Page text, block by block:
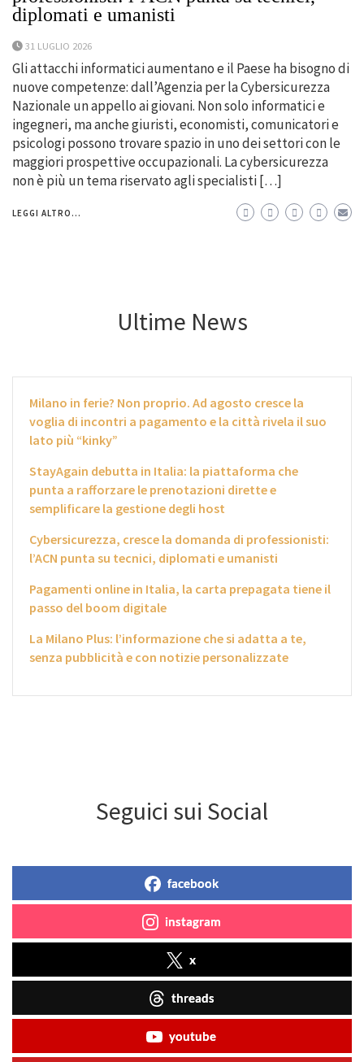
diplomati e umanisti
31 LUGLIO 2026
Gli attacchi informatici aumentano e il Paese ha bisogno di
nuove competenze: dall’Agenzia per la Cybersicurezza
Nazionale un appello ai giovani. Non solo informatici e
ingegneri, ma anche giuristi, economisti, comunicatori e
psicologi possono trovare spazio in uno dei settori con le
maggiori prospettive occupazionali. La cybersicurezza
non è più un tema riservato agli specialisti […]
LEGGI ALTRO...
Ultime News
Milano in ferie? Non proprio. Ad agosto cresce la
voglia di incontri a pagamento e la città rivela il suo
lato più “kinky”
StayAgain debutta in Italia: la piattaforma che
punta a rafforzare le prenotazioni dirette e
semplificare la gestione degli host
Cybersicurezza, cresce la domanda di professionisti:
l’ACN punta su tecnici, diplomati e umanisti
Pagamenti online in Italia, la carta prepagata tiene il
passo del boom digitale
La Milano Plus: l’informazione che si adatta a te,
senza pubblicità e con notizie personalizzate
Seguici sui Social
facebook
instagram
x
threads
youtube